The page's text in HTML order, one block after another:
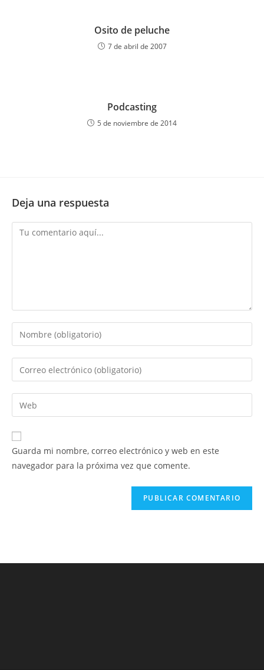
Osito de peluche
7 de abril de 2007
Podcasting
5 de noviembre de 2014
Deja una respuesta
Comentario
Introduce
tu
nombre
de
usuario
para
comentar
Introduce
tu
dirección
de
electrónico
para
comentar
Introduce
la
URL
de
Guarda mi nombre, correo electrónico y web en este
navegador para la próxima vez que comente.